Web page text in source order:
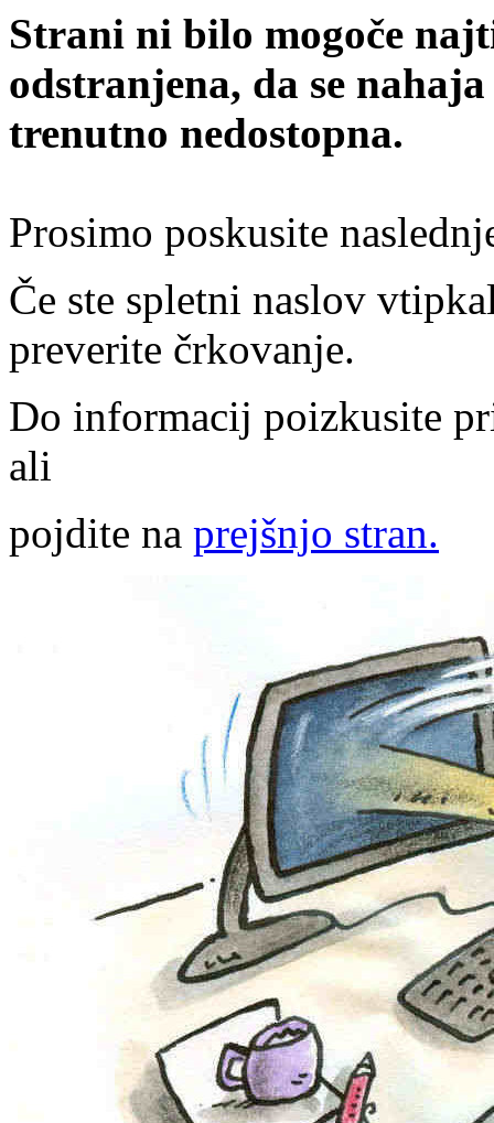
Strani ni bilo mogoče
odstranjena, da se
trenutno nedostopna.
Prosimo poskusite
Če ste spletni naslov
preverite črkovanje.
Do informacij poizkusite
ali
pojdite na prejšnjo stran.